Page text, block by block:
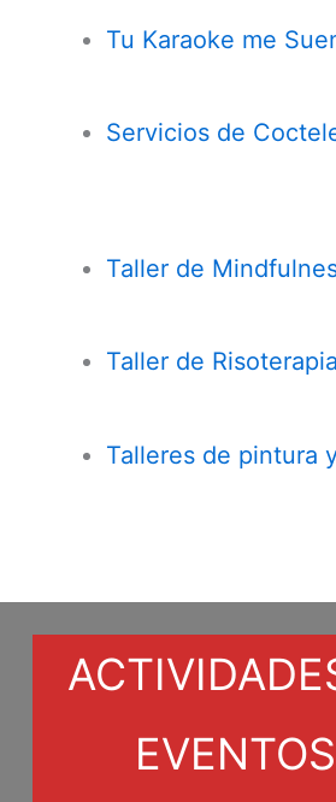
Tu Karaoke me
Servicios de
Taller de
Taller de Risoterapia
Talleres de pintura